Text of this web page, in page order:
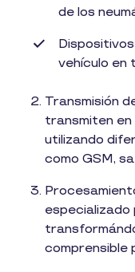
de los
vehículo en
Transmisión
transmiten
utilizando
como GSM,
comprensible